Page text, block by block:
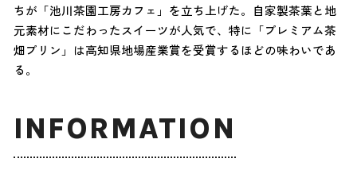
ちが「池川茶園工房カフェ」を立ち上げた。自家製茶葉と地
元素材にこだわったスイーツが人気で、特に「プレミアム茶
畑プリン」は高知県地場産業賞を受賞するほどの味わいであ
る。
INFORMATION